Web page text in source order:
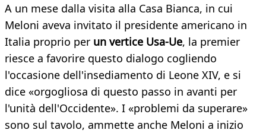
A un mese dalla visita alla Casa Bianca, in cui
Meloni aveva invitato il presidente americano in
Italia proprio per un vertice Usa-Ue, la premier
riesce a favorire questo dialogo cogliendo
l'occasione dell'insediamento di Leone XIV, e si
dice «orgogliosa di questo passo in avanti per
l'unità dell'Occidente». I «problemi da superare»
sono sul tavolo, ammette anche Meloni a inizio